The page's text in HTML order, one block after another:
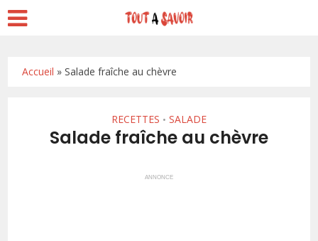
Accueil »Salade fraîche au chèvre
RECETTES • SALADE
Salade fraîche au chèvre
ANNONCE